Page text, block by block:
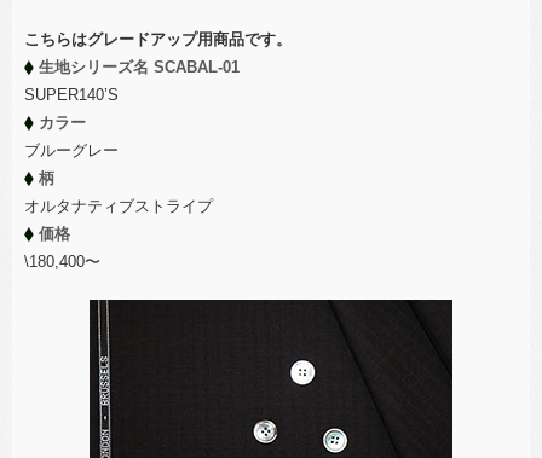
こちらはグレードアップ用商品です。
生地シリーズ名 SCABAL-01
SUPER140’S
カラー
ブルーグレー
柄
オルタナティブストライプ
価格
\180,400〜